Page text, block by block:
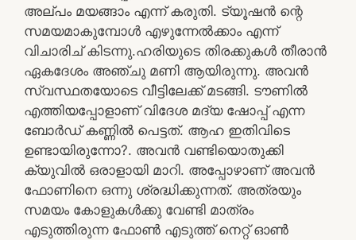
അല്പം മയങ്ങാം എന്ന് കരുതി. ട്യൂഷൻ ന്റെ
സമയമാകുമ്പോൾ എഴുന്നേൽക്കാം എന്ന്
വിചാരിച് കിടന്നു.ഹരിയുടെ തിരക്കുകൾ തീരാൻ
ഏകദേശം അഞ്ചു മണി ആയിരുന്നു. അവൻ
സ്വസ്ഥതയോടെ വീട്ടിലേക്ക് മടങ്ങി. ടൗണിൽ
എത്തിയപ്പോളാണ് വിദേശ മദ്യ ഷോപ്പ് എന്ന
ബോർഡ്‌ കണ്ണിൽ പെട്ടത്. ആഹ ഇതിവിടെ
ഉണ്ടായിരുന്നോ?. അവൻ വണ്ടിയൊതുക്കി
ക്യുവിൽ ഒരാളായി മാറി. അപ്പോഴാണ് അവൻ
ഫോണിനെ ഒന്നു ശ്രദ്ധിക്കുന്നത്. അത്രയും
സമയം കോളുകൾക്കു വേണ്ടി മാത്രം
എടുത്തിരുന്ന ഫോൺ എടുത്ത് നെറ്റ് ഓൺ